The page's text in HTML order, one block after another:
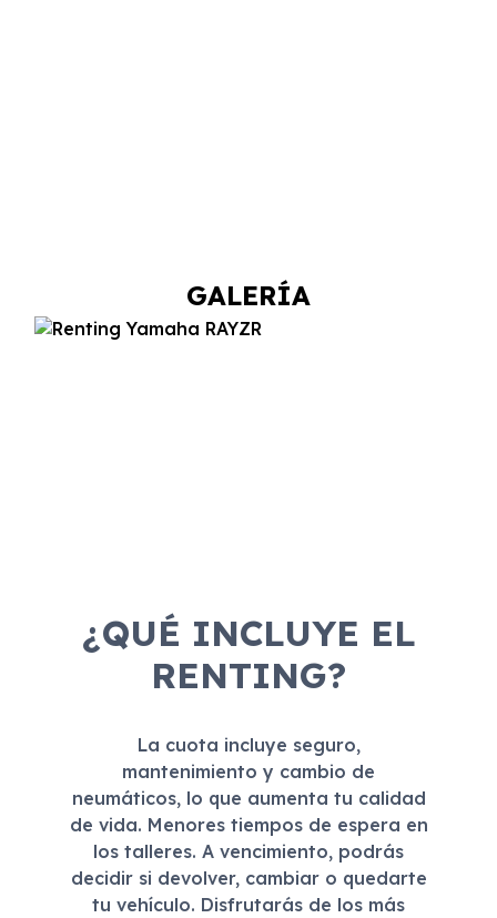
GALERÍA
¿QUÉ INCLUYE EL
RENTING?
La cuota incluye seguro,
mantenimiento y cambio de
neumáticos, lo que aumenta tu calidad
de vida. Menores tiempos de espera en
los talleres. A vencimiento, podrás
decidir si devolver, cambiar o quedarte
tu vehículo. Disfrutarás de los más